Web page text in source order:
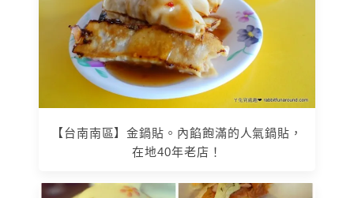
【台南南區】金鍋貼。內餡飽滿的人氣鍋貼，
在地40年老店！